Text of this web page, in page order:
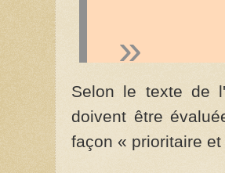
Selon le texte de
doivent être
façon « prioritaire